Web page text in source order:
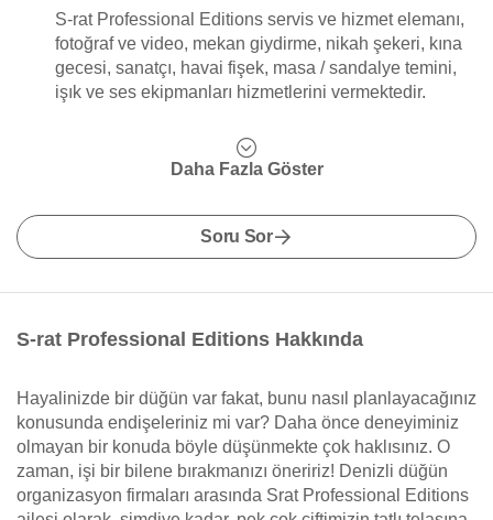
S-rat Professional Editions servis ve hizmet elemanı,
fotoğraf ve video, mekan giydirme, nikah şekeri, kına
gecesi, sanatçı, havai fişek, masa / sandalye temini,
işık ve ses ekipmanları hizmetlerini vermektedir.
Daha Fazla Göster
Soru Sor
S-rat Professional Editions Hakkında
Hayalinizde bir düğün var fakat, bunu nasıl planlayacağınız
konusunda endişeleriniz mi var? Daha önce deneyiminiz
olmayan bir konuda böyle düşünmekte çok haklısınız. O
zaman, işi bir bilene bırakmanızı öneririz! Denizli düğün
organizasyon firmaları arasında Srat Professional Editions